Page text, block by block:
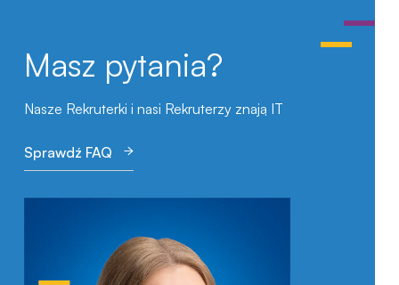
Masz pytania?
Nasze Rekruterki i nasi Rekruterzy znają IT
Sprawdź FAQ